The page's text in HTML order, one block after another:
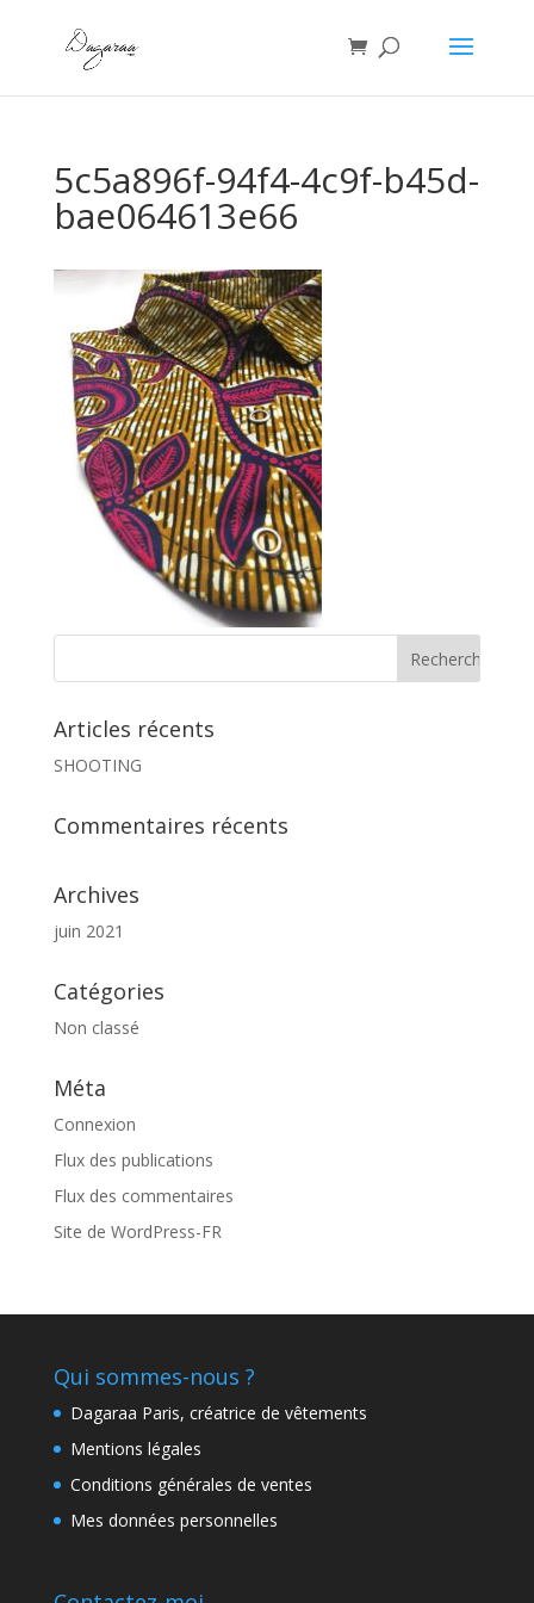
5c5a896f-94f4-4c9f-b45d-
bae064613e66
Articles récents
SHOOTING
Commentaires récents
Archives
juin 2021
Catégories
Non classé
Méta
Connexion
Flux des publications
Flux des commentaires
Site de WordPress-FR
Qui sommes-nous ?
Dagaraa Paris, créatrice de vêtements
Mentions légales
Conditions générales de ventes
Mes données personnelles